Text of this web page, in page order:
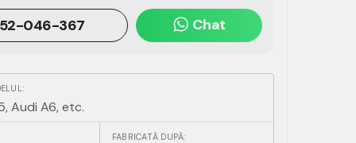
046-367 Chat
FABRICATĂ DUPĂ: